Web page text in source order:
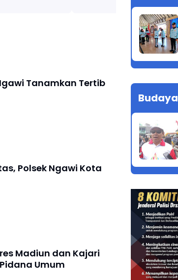
Tanamkan Tertib
Polsek Ngawi Kota
Madiun dan Kajari
Umum
Budaya